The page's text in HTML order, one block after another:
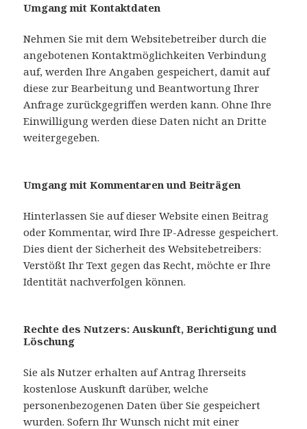
Umgang mit Kontaktdaten
Nehmen Sie mit dem Websitebetreiber durch die
angebotenen Kontaktmöglichkeiten Verbindung
auf, werden Ihre Angaben gespeichert, damit auf
diese zur Bearbeitung und Beantwortung Ihrer
Anfrage zurückgegriffen werden kann. Ohne Ihre
Einwilligung werden diese Daten nicht an Dritte
weitergegeben.
Umgang mit Kommentaren und Beiträgen
Hinterlassen Sie auf dieser Website einen Beitrag
oder Kommentar, wird Ihre IP-Adresse gespeichert.
Dies dient der Sicherheit des Websitebetreibers:
Verstößt Ihr Text gegen das Recht, möchte er Ihre
Identität nachverfolgen können.
Rechte des Nutzers: Auskunft, Berichtigung und
Löschung
Sie als Nutzer erhalten auf Antrag Ihrerseits
kostenlose Auskunft darüber, welche
personenbezogenen Daten über Sie gespeichert
wurden. Sofern Ihr Wunsch nicht mit einer